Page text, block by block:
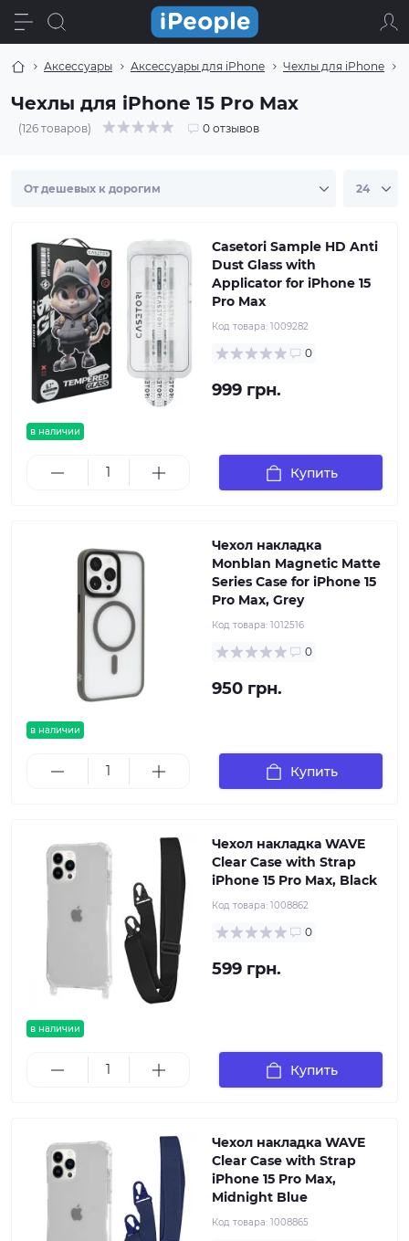
Аксессуары Аксессуары для iPhone Чехлы для iPhone
Чехлы для iPhone 15 Pro Max
(126 товаров) 0 отзывов
в наличии
Casetori Sample HD Anti
Dust Glass with
Applicator for iPhone 15
Pro Max
Код товара: 1009282
0
999 грн.
Купить
в наличии
Чехол накладка
Monblan Magnetic Matte
Series Case for iPhone 15
Pro Max, Grey
Код товара: 1012516
0
950 грн.
Купить
в наличии
Чехол накладка WAVE
Clear Case with Strap
iPhone 15 Pro Max, Black
Код товара: 1008862
0
599 грн.
Купить
Чехол накладка WAVE
Clear Case with Strap
iPhone 15 Pro Max,
Midnight Blue
Код товара: 1008865